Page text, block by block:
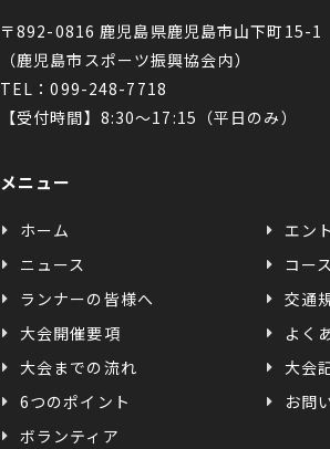
〒892-0816 鹿児島県鹿児島市山下町15-1
（鹿児島市スポーツ振興協会内）
TEL：099-248-7718
【受付時間】8:30〜17:15（平日のみ）
メニュー
ホーム
ニュース
ランナーの皆様へ
大会開催要項
大会までの流れ
6つのポイント
ボランティア
エン
コー
交通
よく
大会
お問